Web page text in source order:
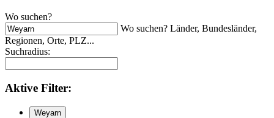
Wo suchen?
Wo suchen? Länder, Bundesländer,
Regionen, Orte, PLZ...
Suchradius:
Aktive Filter:
Weyarn